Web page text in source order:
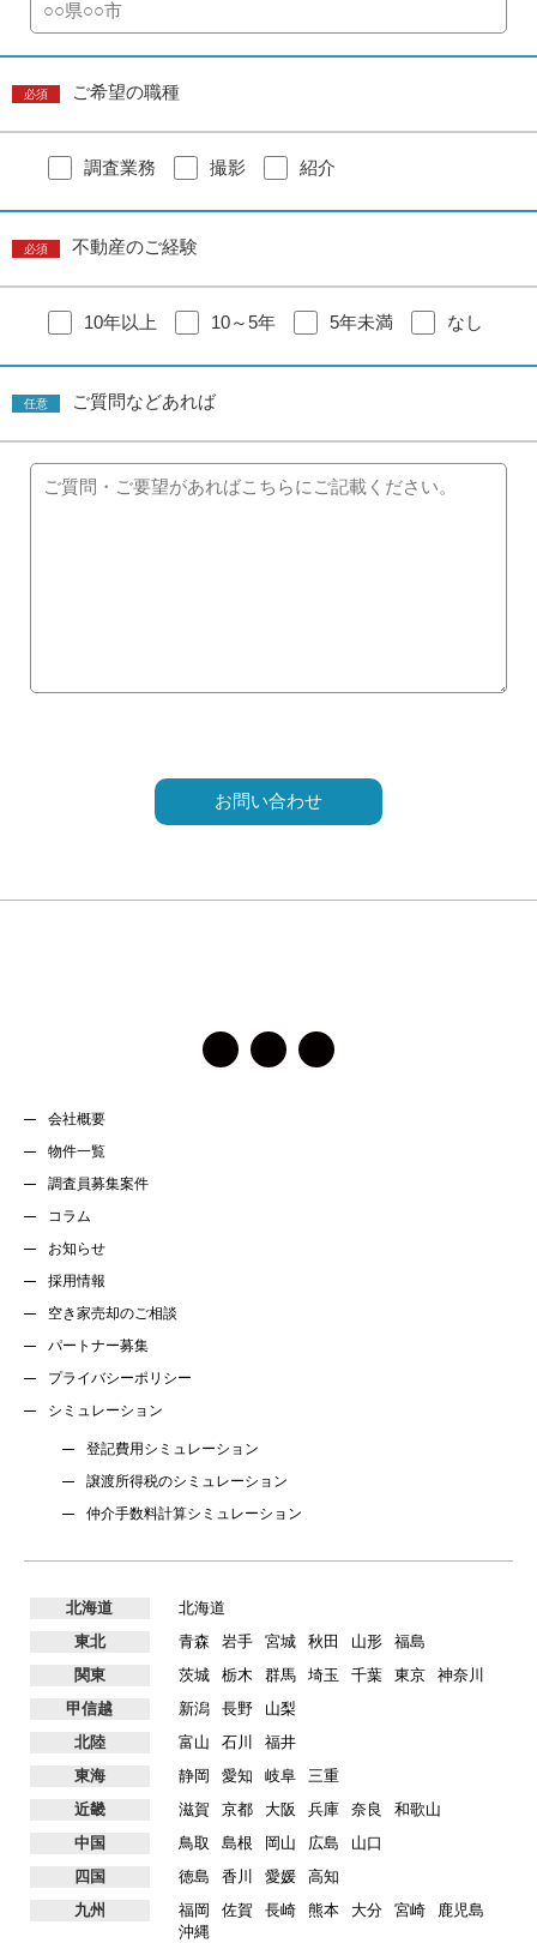
必須 ご希望の職種
調査業務 撮影 紹介
必須 不動産のご経験
10年以上 10～5年 5年未満 なし
任意 ご質問などあれば
ル
い。
会社概要
物件一覧
調査員募集案件
コラム
お知らせ
採用情報
空き家売却のご相談
パートナー募集
プライバシーポリシー
シミュレーション
登記費用シミュレーション
譲渡所得税のシミュレーション
仲介手数料計算シミュレーション
北海道
北海道
東北
青森 岩手 宮城 秋田 山形
福島
関東
茨城 栃木 群馬 埼玉 千葉 東京
神奈川
甲信越
新潟 長野
山梨
北陸
富山 石川
福井
東海
静岡 愛知 岐阜
三重
近畿
滋賀 京都 大阪 兵庫 奈良
和歌山
中国
鳥取 島根 岡山 広島
山口
四国
徳島 香川 愛媛
高知
九州
福岡 佐賀 長崎 熊本 大分 宮崎
鹿児島
沖縄